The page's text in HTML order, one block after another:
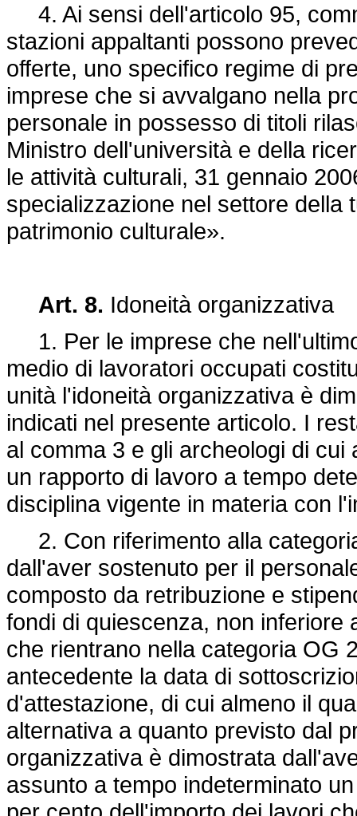
4. Ai sensi dell'articolo 95,
stazioni appaltanti possono
offerte, uno specifico regime di
imprese che si avvalgano nella
personale in possesso di titoli
Ministro dell'università e della
le attività culturali, 31 gennaio
specializzazione nel settore della
patrimonio culturale».
Art. 8. Idoneità organizzativa
1. Per le imprese che
medio di lavoratori occupati
unità l'idoneità organizzativa è
indicati nel presente articolo. I
al comma 3 e gli archeologi di
un rapporto di lavoro a tempo
disciplina vigente in materia con
2. Con riferimento alla
dall'aver sostenuto per il
composto da retribuzione e
fondi di quiescenza, non inferiore
che rientrano nella categoria OG
antecedente la data di
d'attestazione, di cui almeno il
alternativa a quanto previsto dal
organizzativa è dimostrata
assunto a tempo indeterminato